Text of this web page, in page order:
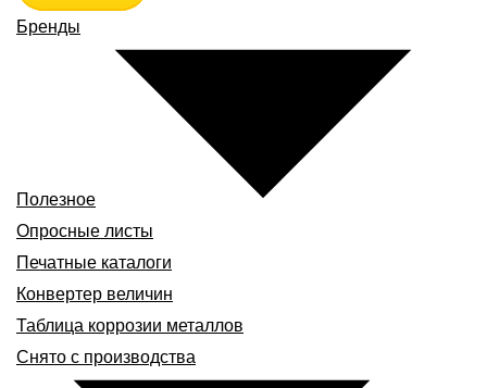
Бренды
Полезное
Опросные листы
Печатные каталоги
Конвертер величин
Таблица коррозии металлов
Снято с производства